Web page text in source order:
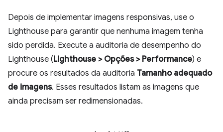
Depois de implementar imagens responsivas, use o
Lighthouse para garantir que nenhuma imagem tenha
sido perdida. Execute a auditoria de desempenho do
Lighthouse (Lighthouse > Opções > Performance) e
procure os resultados da auditoria Tamanho adequado
de imagens. Esses resultados listam as imagens que
ainda precisam ser redimensionadas.